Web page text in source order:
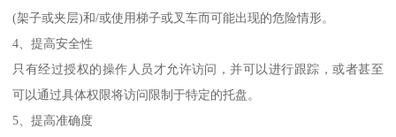
(架子或夹层)和/或使用梯子或叉车而可能出现的危险情形。
4、提高安全性
只有经过授权的操作人员才允许访问，并可以进行跟踪，或者甚至
可以通过具体权限将访问限制于特定的托盘。
5、提高准确度